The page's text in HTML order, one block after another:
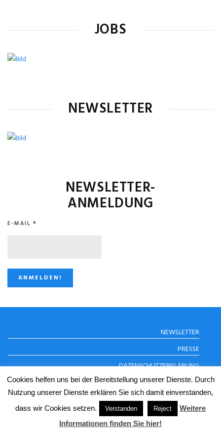
JOBS
NEWSLETTER
NEWSLETTER-
ANMELDUNG
E-MAIL *
STUGGI.TV AUF
INSTAGRAM
NEWSLETTER
PRESSE
DATENSCHUTZERKLÄRUNG
IMPRESSUM
© Copyright 2024 STUGGI.TV
Cookies helfen uns bei der Bereitstellung unserer Dienste. Durch
Nutzung unserer Dienste erklären Sie sich damit einverstanden,
dass wir Cookies setzen.
Verstanden Reject
Weitere
Informationen finden Sie hier!